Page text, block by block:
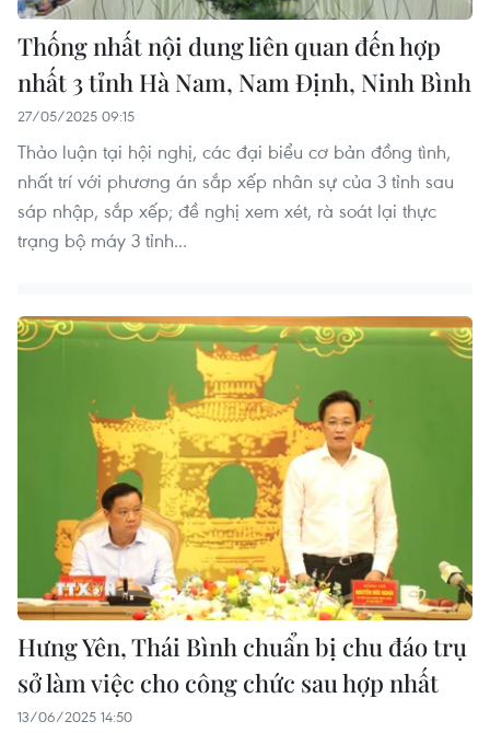
Thống nhất nội dung liên quan đến hợp
nhất 3 tỉnh Hà Nam, Nam Định, Ninh Bình
27/05/2025 09:15
Thảo luận tại hội nghị, các đại biểu cơ bản đồng tình,
nhất trí với phương án sắp xếp nhân sự của 3 tỉnh sau
sáp nhập, sắp xếp; đề nghị xem xét, rà soát lại thực
trạng bộ máy 3 tỉnh...
Hưng Yên, Thái Bình chuẩn bị chu đáo trụ
sở làm việc cho công chức sau hợp nhất
13/06/2025 14:50